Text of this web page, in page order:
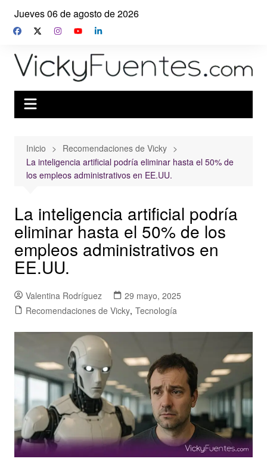
Saltar
contenido
Jueves 06 de agosto de 2026
Inicio
Recomendaciones de Vicky
La inteligencia artificial podría eliminar hasta el 50% de
los empleos administrativos en EE.UU.
La inteligencia artificial podría
eliminar hasta el 50% de los
empleos administrativos en
EE.UU.
Valentina Rodríguez
29 mayo, 2025
Recomendaciones de Vicky, Tecnología